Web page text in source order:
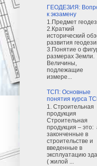
ГЕОДЕЗИЯ:
к экзамену
1.Предмет
2.Краткий
исторический
развития
3.Понятие о
размерах Земли.
Величины,
подлежащие
измере...
ТСП: Основные
понятия курса
1. Строительная
продукция
Строительная
продукция – это:
законченные в
строительстве и
введенные в
эксплуатацию
( жилой ...